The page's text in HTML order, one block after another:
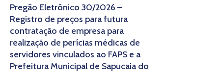
Pregão Eletrônico 30/2026 –
Registro de preços para futura
contratação de empresa para
realização de perícias médicas de
servidores vinculados ao FAPS e a
Prefeitura Municipal de Sapucaia do